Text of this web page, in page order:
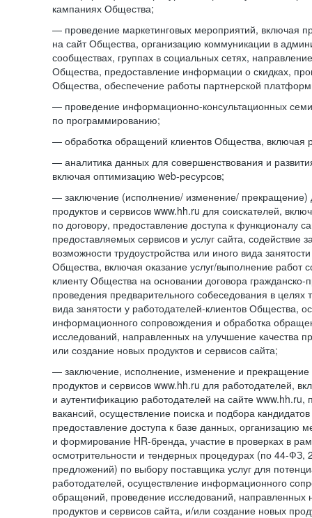
кампаниях Общества;
— проведение маркетинговых мероприятий, включая
на сайт Общества, организацию коммуникации в
сообществах, группах в социальных сетях,
Общества, предоставление информации о скидках,
Общества, обеспечение работы партнерской
— проведение информационно-консультационных
по программированию;
— обработка обращений клиентов Общества, включая
— аналитика данных для совершенствования и
включая оптимизацию web-ресурсов;
— заключение (исполнение/ изменение/ прекращение)
продуктов и сервисов www.hh.ru для соискателей,
по договору, предоставление доступа к функционалу
предоставляемых сервисов и услуг сайта, содействие
возможности трудоустройства или иного вида
Общества, включая оказание услуг/выполнение работ
клиенту Общества на основании договора гражданско-
проведения предварительного собеседования в целях
вида занятости у работодателей-клиентов Общества,
информационного сопровождения и обработка
исследований, направленных на улучшение качества
или создание новых продуктов и сервисов сайта;
— заключение, исполнение, изменение и прекращение
продуктов и сервисов www.hh.ru для работодателей,
и аутентификацию работодателей на сайте www.hh.ru,
вакансий, осуществление поиска и подбора
предоставление доступа к базе данных, организацию
и формирование HR-бренда, участие в проверках в
осмотрительности и тендерных процедурах (по 44-ФЗ,
предложений) по выбору поставщика услуг для
работодателей, осуществление информационного
обращений, проведение исследований, направленных
продуктов и сервисов сайта, и/или создание новых